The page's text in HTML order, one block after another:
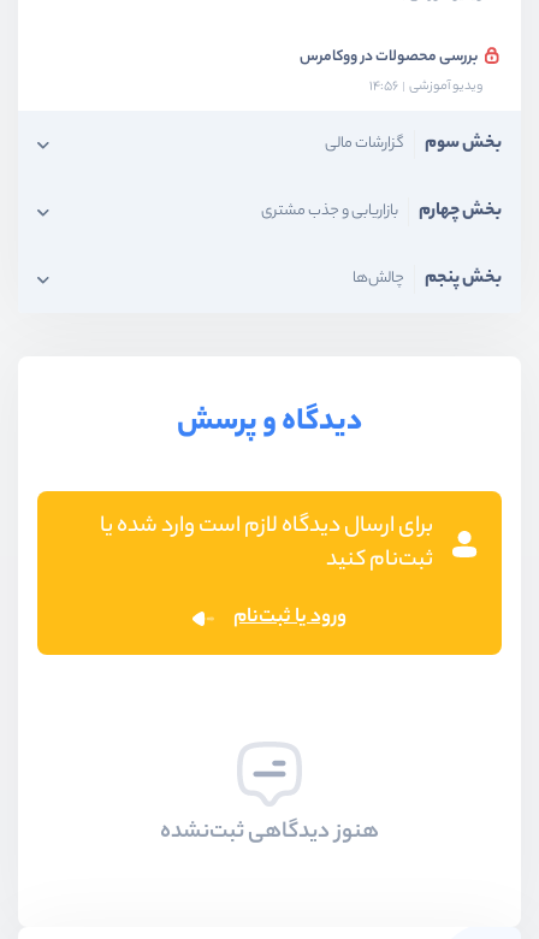
بررسی محصولات در ووکامرس
ویدیو آموزشی 14:56
بخش سوم گزارشات مالی
بخش چهارم بازاریابی و جذب مشتری
بخش پنجم چالش‌ها
دیدگاه و پرسش
برای ارسال دیدگاه لازم است وارد شده یا
ثبت‌نام کنید
ورود یا ثبت‌نام
هنوز دیدگاهی ثبت‌نشده